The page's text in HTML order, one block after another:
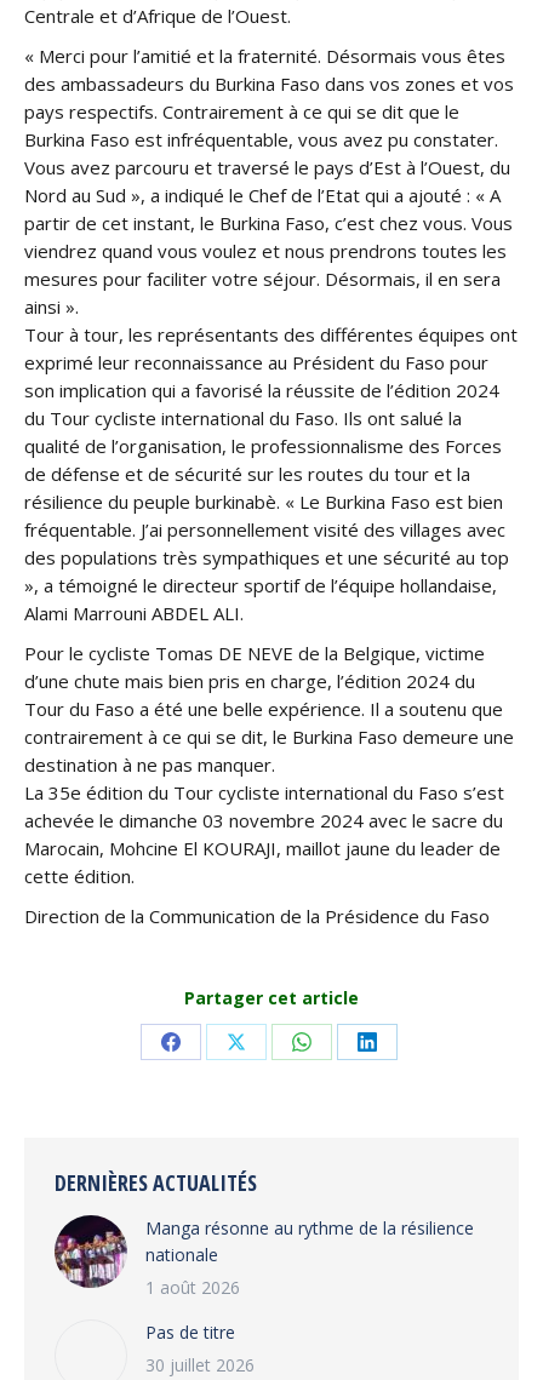
Centrale et d’Afrique de l’Ouest.
« Merci pour l’amitié et la fraternité. Désormais vous êtes
des ambassadeurs du Burkina Faso dans vos zones et vos
pays respectifs. Contrairement à ce qui se dit que le
Burkina Faso est infréquentable, vous avez pu constater.
Vous avez parcouru et traversé le pays d’Est à l’Ouest, du
Nord au Sud », a indiqué le Chef de l’Etat qui a ajouté : « A
partir de cet instant, le Burkina Faso, c’est chez vous. Vous
viendrez quand vous voulez et nous prendrons toutes les
mesures pour faciliter votre séjour. Désormais, il en sera
ainsi ».
Tour à tour, les représentants des différentes équipes ont
exprimé leur reconnaissance au Président du Faso pour
son implication qui a favorisé la réussite de l’édition 2024
du Tour cycliste international du Faso. Ils ont salué la
qualité de l’organisation, le professionnalisme des Forces
de défense et de sécurité sur les routes du tour et la
résilience du peuple burkinabè. « Le Burkina Faso est bien
fréquentable. J’ai personnellement visité des villages avec
des populations très sympathiques et une sécurité au top
», a témoigné le directeur sportif de l’équipe hollandaise,
Alami Marrouni ABDEL ALI.
Pour le cycliste Tomas DE NEVE de la Belgique, victime
d’une chute mais bien pris en charge, l’édition 2024 du
Tour du Faso a été une belle expérience. Il a soutenu que
contrairement à ce qui se dit, le Burkina Faso demeure une
destination à ne pas manquer.
La 35e édition du Tour cycliste international du Faso s’est
achevée le dimanche 03 novembre 2024 avec le sacre du
Marocain, Mohcine El KOURAJI, maillot jaune du leader de
cette édition.
Direction de la Communication de la Présidence du Faso
Partager cet article
Share Share Share Share
DERNIÈRES ACTUALITÉS
Manga résonne au rythme de la résilience
nationale
1 août 2026
Pas de titre
30 juillet 2026